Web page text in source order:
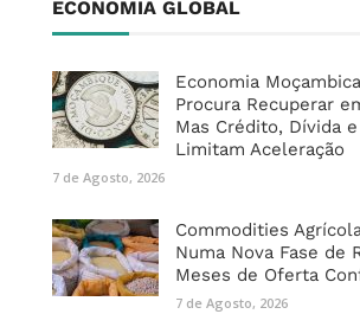
ECONOMIA GLOBAL
Economia
Procura Recuperar
Mas Crédito, Dívida
Limitam Aceleração
7 de Agosto, 2026
Commodities
Numa Nova Fase de
Meses de Oferta
7 de Agosto, 2026